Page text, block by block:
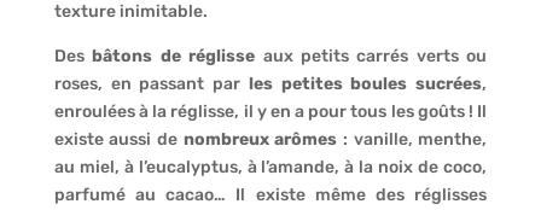
texture inimitable.
Desbâtons de réglisse aux petits carrés verts ou
roses, en passant par les petites boules sucrées,
enroulées à la réglisse, il y en a pour tous les goûts ! Il
existe aussi de nombreux arômes : vanille, menthe,
au miel, à l’eucalyptus, à l’amande, à la noix de coco,
parfumé au cacao… Il existe même des réglisses